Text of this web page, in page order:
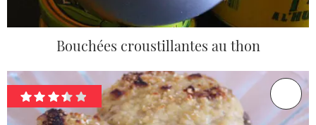
Bouchées croustillantes au thon